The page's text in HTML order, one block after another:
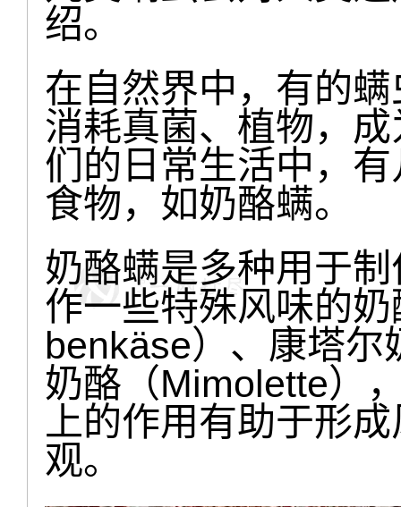
绍。
在自然界中，有的
消耗真菌、植物，
们的日常生活中，
食物，如奶酪螨。
奶酪螨是多种用于
作一些特殊风味的
benkäse）、康塔尔
奶酪（Mimolette）
上的作用有助于形
观。